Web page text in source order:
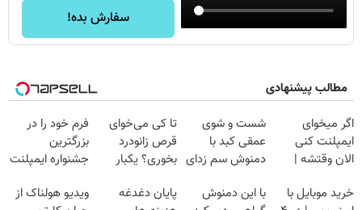
سفارش بده!
مطالب پیشنهادی
اگر میخوای
ایمپلنت کنی
الان وقتشه |
میلیون تومان!!!
شست و شوی
عمقی کبد با
دمنوش سم زدای
تا کی می‌خوای
قرص زانودرد
بخوری؟ یکبار
کن
فرم خود را در
بزرگترین
جشنواره ایمپلنت
فقط ۲۵ میلیون
خرید موبایل با
با این دمنوش
پایان دغدغه
ویدیو هولناک از